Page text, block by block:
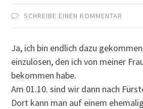
SCHREIBE EINEN KOMMENTAR
Ja, ich bin endlich dazu
einzulösen, den ich von meiner
bekommen habe.
Am 01.10. sind wir dann nach
Dort kann man auf einem